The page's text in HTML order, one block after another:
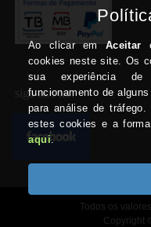
siga-nos no:
Todos os
Copyright